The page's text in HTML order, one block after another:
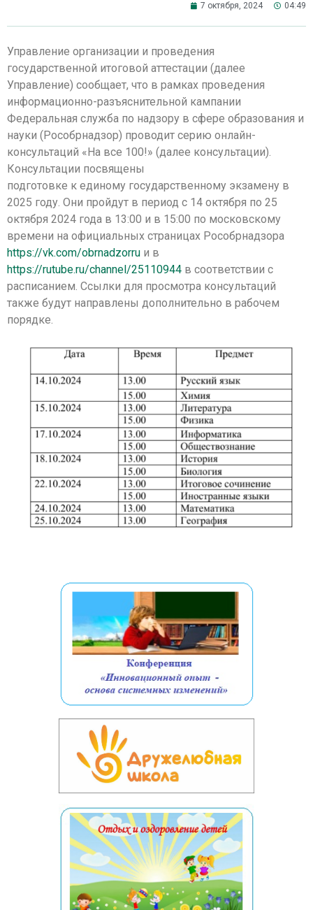
7 октября, 2024 04:49
Управление организации и проведения
государственной итоговой аттестации (далее
Управление) сообщает, что в рамках проведения
информационно-разъяснительной кампании
Федеральная служба по надзору в сфере образования и
науки (Рособрнадзор) проводит серию онлайн-
консультаций «На все 100!» (далее консультации).
Консультации посвящены
подготовке к единому государственному экзамену в
2025 году. Они пройдут в период с 14 октября по 25
октября 2024 года в 13:00 и в 15:00 по московскому
времени на официальных страницах Рособрнадзора
https://vk.com/obrnadzorru и в
https://rutube.ru/channel/25110944 в соответствии с
расписанием. Ссылки для просмотра консультаций
также будут направлены дополнительно в рабочем
порядке.